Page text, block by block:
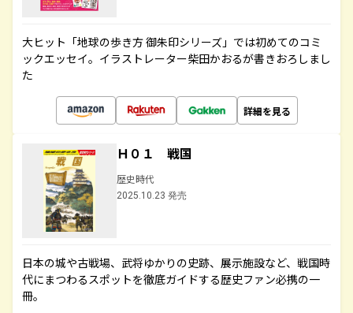
大ヒット「地球の歩き方 御朱印シリーズ」では初めてのコミ
ックエッセイ。イラストレーター柴田かおるが書きおろしまし
た
詳細を見る
Ｈ０１ 戦国
歴史時代
2025.10.23 発売
日本の城や古戦場、武将ゆかりの史跡、展示施設など、戦国時
代にまつわるスポットを徹底ガイドする歴史ファン必携の一
冊。